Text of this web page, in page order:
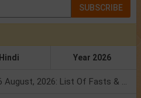
SUBSCRIBE
Hindi Year 2026
Weekly Horoscope 10 To 16 August, 2026: List Of Fasts & Festivals